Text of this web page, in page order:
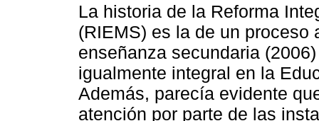
La historia de la Reforma
(RIEMS) es la de un
enseñanza secundaria
igualmente integral en la
Además, parecía evidente
atención por parte de las